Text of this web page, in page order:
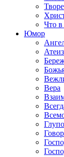
Что в
Юмор
Вера